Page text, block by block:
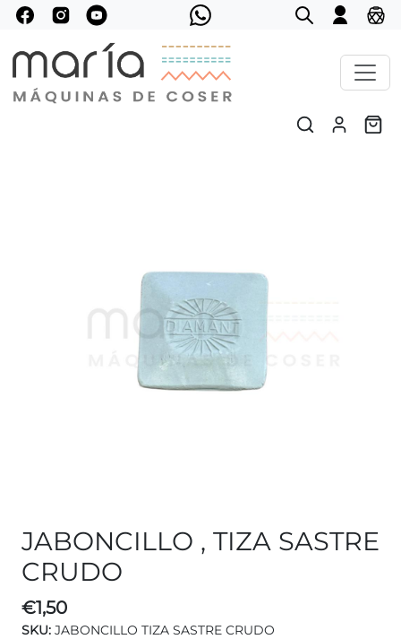
JABONCILLO , TIZA SASTRE
CRUDO
€1,50
SKU: JABONCILLO TIZA SASTRE CRUDO